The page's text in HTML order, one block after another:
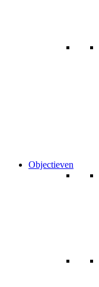
Objectieven